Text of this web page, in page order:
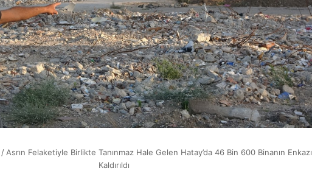
/ Asrın Felaketiyle Birlikte Tanınmaz Hale Gelen Hatay’da 46 Bin 600 Binanın Enkazı
Kaldırıldı